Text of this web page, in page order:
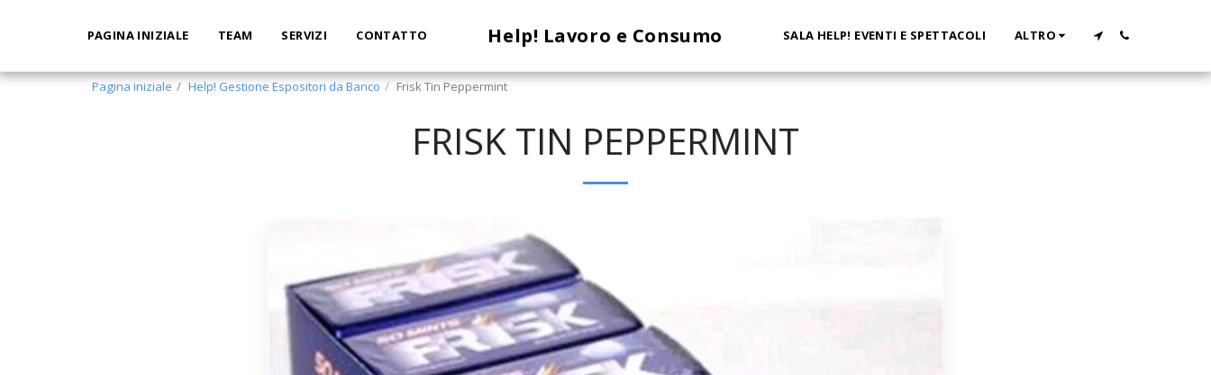
PAGINA INIZIALE TEAM SERVIZI CONTATTO Help! Lavoro e Consumo SALA HELP! EVENTI E SPETTACOLI ALTRO
Pagina iniziale Help! Gestione Espositori da Banco Frisk Tin Peppermint
FRISK TIN PEPPERMINT